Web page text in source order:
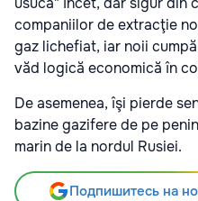
companiilor de extracţie
gaz lichefiat, iar noii
văd logică economică în
De asemenea, îşi pierde
bazine gazifere de pe
marin de la nordul Rusiei.
Подпишитесь на